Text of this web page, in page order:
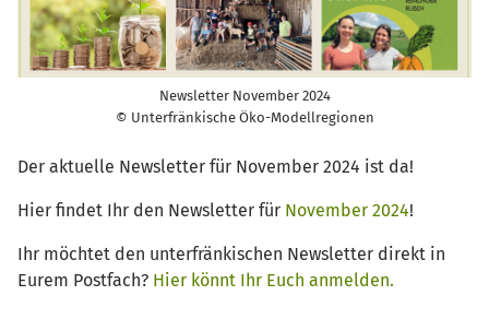
Newsletter November 2024
© Unterfränkische Öko-Modellregionen
Der aktuelle Newsletter für November 2024 ist da!
Hier findet Ihr den Newsletter für November 2024!
Ihr möchtet den unterfränkischen Newsletter direkt in
Eurem Postfach? Hier könnt Ihr Euch anmelden.